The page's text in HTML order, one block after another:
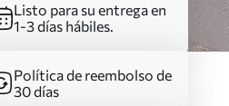
Listo para su entrega en
1-3 días hábiles.
Política de reembolso de
30 días